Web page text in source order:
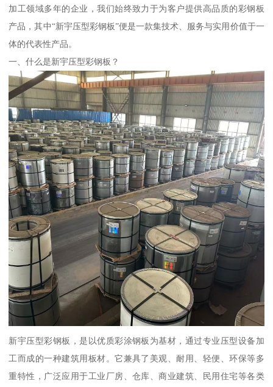
加工领域多年的企业，我们始终致力于为客户提供高品质的彩钢板
产品，其中“新宇压型彩钢板”便是一款集技术、服务与实用价值于一
体的代表性产品。
一、什么是新宇压型彩钢板？
新宇压型彩钢板，是以优质彩涂钢板为基材，通过专业压型设备加
工而成的一种建筑用板材。它兼具了美观、耐用、轻便、环保等多
重特性，广泛应用于工业厂房、仓库、商业建筑、民用住宅等各类